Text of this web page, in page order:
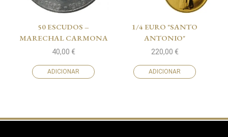
50 ESCUDOS –
MARECHAL CARMONA
40,00 €
ADICIONAR
1/4 EURO "SANTO
ANTONIO"
220,00 €
ADICIONAR